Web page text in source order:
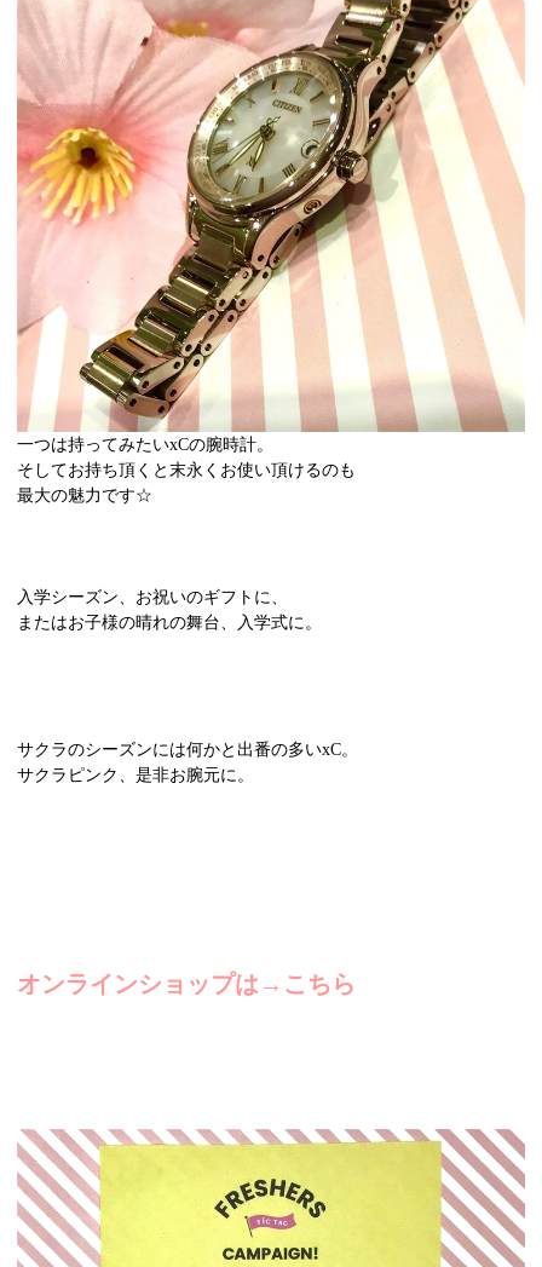
一つは持ってみたいxCの腕時計。
そしてお持ち頂くと末永くお使い頂けるのも
最大の魅力です☆
入学シーズン、お祝いのギフトに、
またはお子様の晴れの舞台、入学式に。
サクラのシーズンには何かと出番の多いxC。
サクラピンク、是非お腕元に。
オンラインショップは→こちら